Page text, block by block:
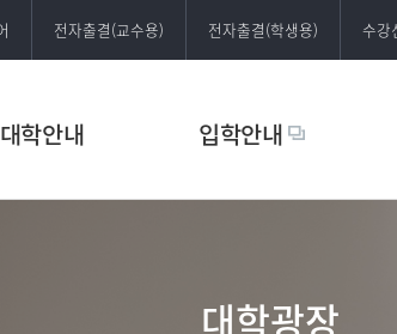
전자출결(교수용) 전자출결(학생용) 수강
대학안내 입학안내
대학광장